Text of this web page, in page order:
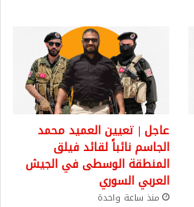
عاجل | تعيين العميد محمد
الجاسم نائباً لقائد فيلق
المنطقة الوسطى في الجيش
العربي السوري
منذ ساعة واحدة